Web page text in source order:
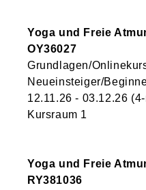
Yoga und Freie
OY36027
Grundlagen/
Neueinsteiger/
12.11.26 - 03.12.26
Kursraum 1
Yoga und Freie
RY381036